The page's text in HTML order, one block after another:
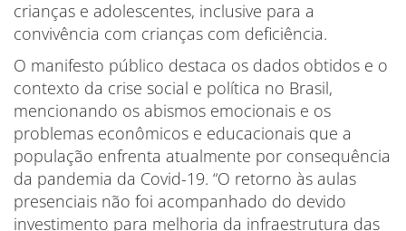
crianças e adolescentes, inclusive para a
convivência com crianças com deficiência.
O manifesto público destaca os dados obtidos e o
contexto da crise social e política no Brasil,
mencionando os abismos emocionais e os
problemas econômicos e educacionais que a
população enfrenta atualmente por consequência
da pandemia da Covid-19. “O retorno às aulas
presenciais não foi acompanhado do devido
investimento para melhoria da infraestrutura das